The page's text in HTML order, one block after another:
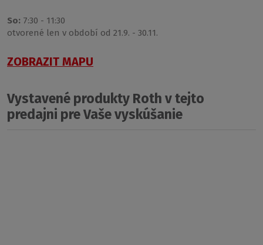
So: 7:30 - 11:30
otvorené len v období od 21.9. - 30.11.
ZOBRAZIT MAPU
Vystavené produkty Roth v tejto
predajni pre Vaše vyskúšanie